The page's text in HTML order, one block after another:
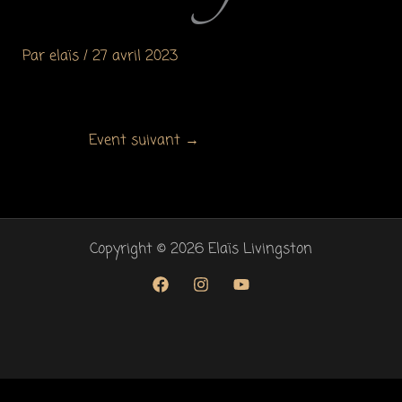
Par elaïs / 27 avril 2023
Event suivant →
Copyright © 2026 Elaïs Livingston